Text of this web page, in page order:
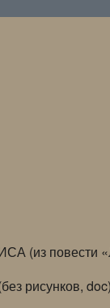
(из повести
рисунков, doc)